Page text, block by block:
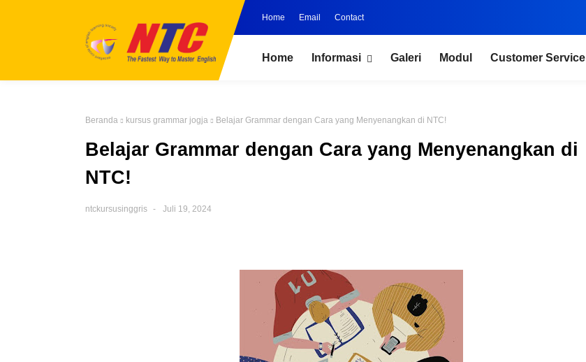
Home Email Contact
Home Informasi Galeri Modul Customer Service
Beranda kursus grammar jogja Belajar Grammar dengan Cara yang Menyenangkan di NTC!
Belajar Grammar dengan Cara yang Menyenangkan di
NTC!
ntckursusinggris Juli 19, 2024